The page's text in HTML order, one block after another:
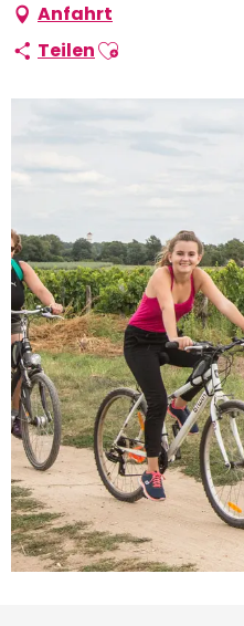
Anfahrt
TeilenAjouter aux favoris